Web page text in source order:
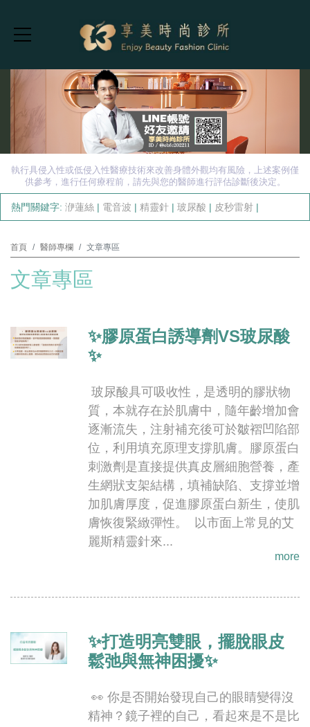
執行具侵入性或低侵入性醫療技術來改善身體外觀均有風險，上述案例僅
供參考，進行任何療程前，請先與您的醫師進行評估診斷後決定。
熱門關鍵字: 洢蓮絲 | 電音波 | 精靈針 | 玻尿酸 | 皮秒雷射 |
首頁 醫師專欄 文章專區
文章專區
✨膠原蛋白誘導劑VS玻尿酸
✨
玻尿酸具可吸收性，是透明的膠狀物
質，本就存在於肌膚中，隨年齡增加會
逐漸流失，注射補充後可於皺褶凹陷部
位，利用填充原理支撐肌膚。膠原蛋白
刺激劑是直接提供真皮層細胞營養，產
生網狀支架結構，填補缺陷、支撐並增
加肌膚厚度，促進膠原蛋白新生，使肌
膚恢復緊緻彈性。 以市面上常見的艾
麗斯精靈針來...
more
✨打造明亮雙眼，擺脫眼皮
鬆弛與無神困擾✨
👀 你是否開始發現自己的眼睛變得沒
精神？鏡子裡的自己，看起來是不是比